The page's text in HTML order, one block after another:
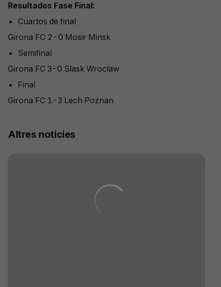
Resultados Fase Final:
Cuartos de final
Girona FC 2-0 Mosir Minsk
Semifinal
Girona FC 3-0 Slask Wroclaw
Final
Girona FC 1-3 Lech Poznan
Altres noticies